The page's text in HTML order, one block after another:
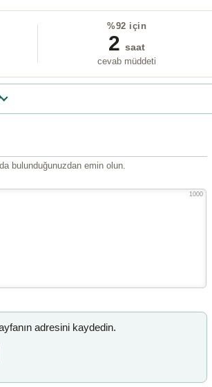
%92 için
2 saat
cevab müddeti
bulunduğunuzdan emin olun.
1000
adresini kaydedin.